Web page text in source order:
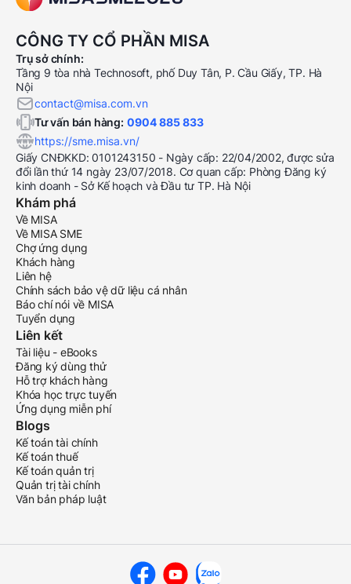
CÔNG TY CỔ PHẦN MISA
Trụ sở chính:
Tầng 9 tòa nhà Technosoft, phố Duy Tân, P. Cầu Giấy, TP. Hà
Nội
contact@misa.com.vn
Tư vấn bán hàng: 0904 885 833
https://sme.misa.vn/
Giấy CNĐKKD: 0101243150 - Ngày cấp: 22/04/2002, được sửa
đổi lần thứ 14 ngày 23/07/2018. Cơ quan cấp: Phòng Đăng ký
kinh doanh - Sở Kế hoạch và Đầu tư TP. Hà Nội
Khám phá
Về MISA
Về MISA SME
Chợ ứng dụng
Khách hàng
Liên hệ
Chính sách bảo vệ dữ liệu cá nhân
Báo chí nói về MISA
Tuyển dụng
Liên kết
Tài liệu - eBooks
Đăng ký dùng thử
Hỗ trợ khách hàng
Khóa học trực tuyến
Ứng dụng miễn phí
Blogs
Kế toán tài chính
Kế toán thuế
Kế toán quản trị
Quản trị tài chính
Văn bản pháp luật